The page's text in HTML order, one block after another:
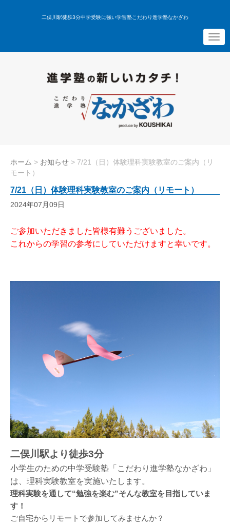
二俣川駅徒歩3分中学受験に強い学習塾こだわり進学塾なかざわ
N
a
v
ホーム > お知らせ > 7/21（日）体験理科実験教室のご案内（リ
モート）
7/21（日）体験理科実験教室のご案内（リモート）
2024年07月09日
ご参加いただきました皆様有難うございました。
これからの学習の参考にしていただけますと幸いです。
二俣川駅より徒歩3分
小学生のための中学受験塾「こだわり進学塾なかざわ」
は、理科実験教室を実施いたします。
理科実験を通して“勉強を楽む”そんな教室を目指していま
す！
ご自宅からリモートで参加してみませんか？